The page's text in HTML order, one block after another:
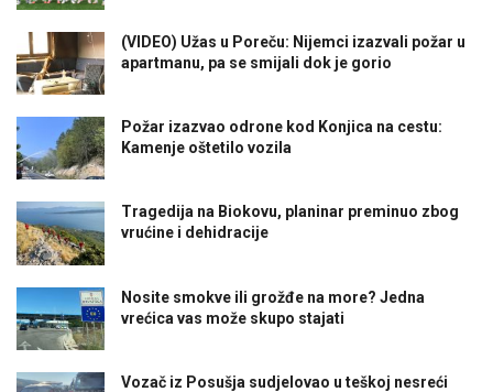
(VIDEO) Užas u Poreču: Nijemci izazvali požar u
apartmanu, pa se smijali dok je gorio
Požar izazvao odrone kod Konjica na cestu:
Kamenje oštetilo vozila
Tragedija na Biokovu, planinar preminuo zbog
vrućine i dehidracije
Nosite smokve ili grožđe na more? Jedna
vrećica vas može skupo stajati
Vozač iz Posušja sudjelovao u teškoj nesreći